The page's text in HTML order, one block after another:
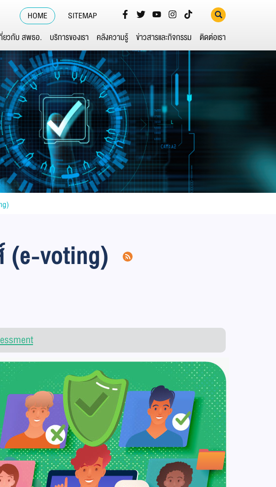
HOME SITEMAP
ยวกับ สพธอ. บริการของเรา คลังความรู้ ข่าวสารและกิจกรรม ติดต่อเรา
(e-voting)